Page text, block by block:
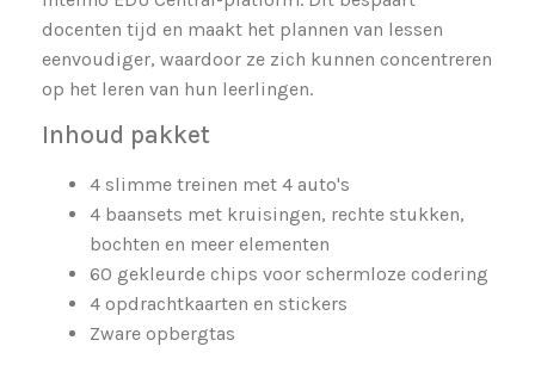
docenten tijd en maakt het plannen van lessen
eenvoudiger, waardoor ze zich kunnen concentreren
op het leren van hun leerlingen.
Inhoud pakket
4 slimme treinen met 4 auto's
4 baansets met kruisingen, rechte stukken,
bochten en meer elementen
60 gekleurde chips voor schermloze codering
4 opdrachtkaarten en stickers
Zware opbergtas